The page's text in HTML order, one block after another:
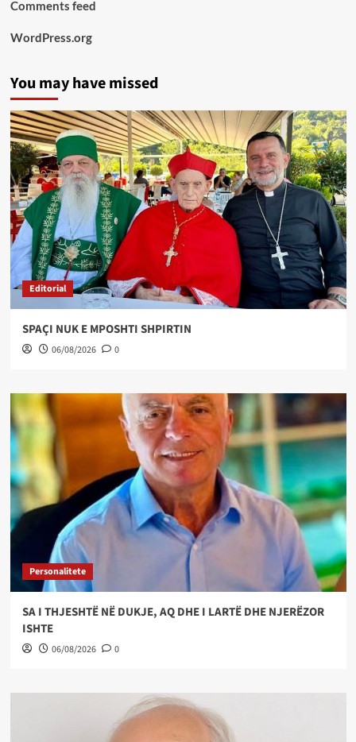
Comments feed
WordPress.org
You may have missed
Editorial
SPAÇI NUK E MPOSHTI SHPIRTIN
06/08/2026 0
Personalitete
SA I THJESHTË NË DUKJE, AQ DHE I LARTË DHE NJERËZOR
ISHTE
06/08/2026 0